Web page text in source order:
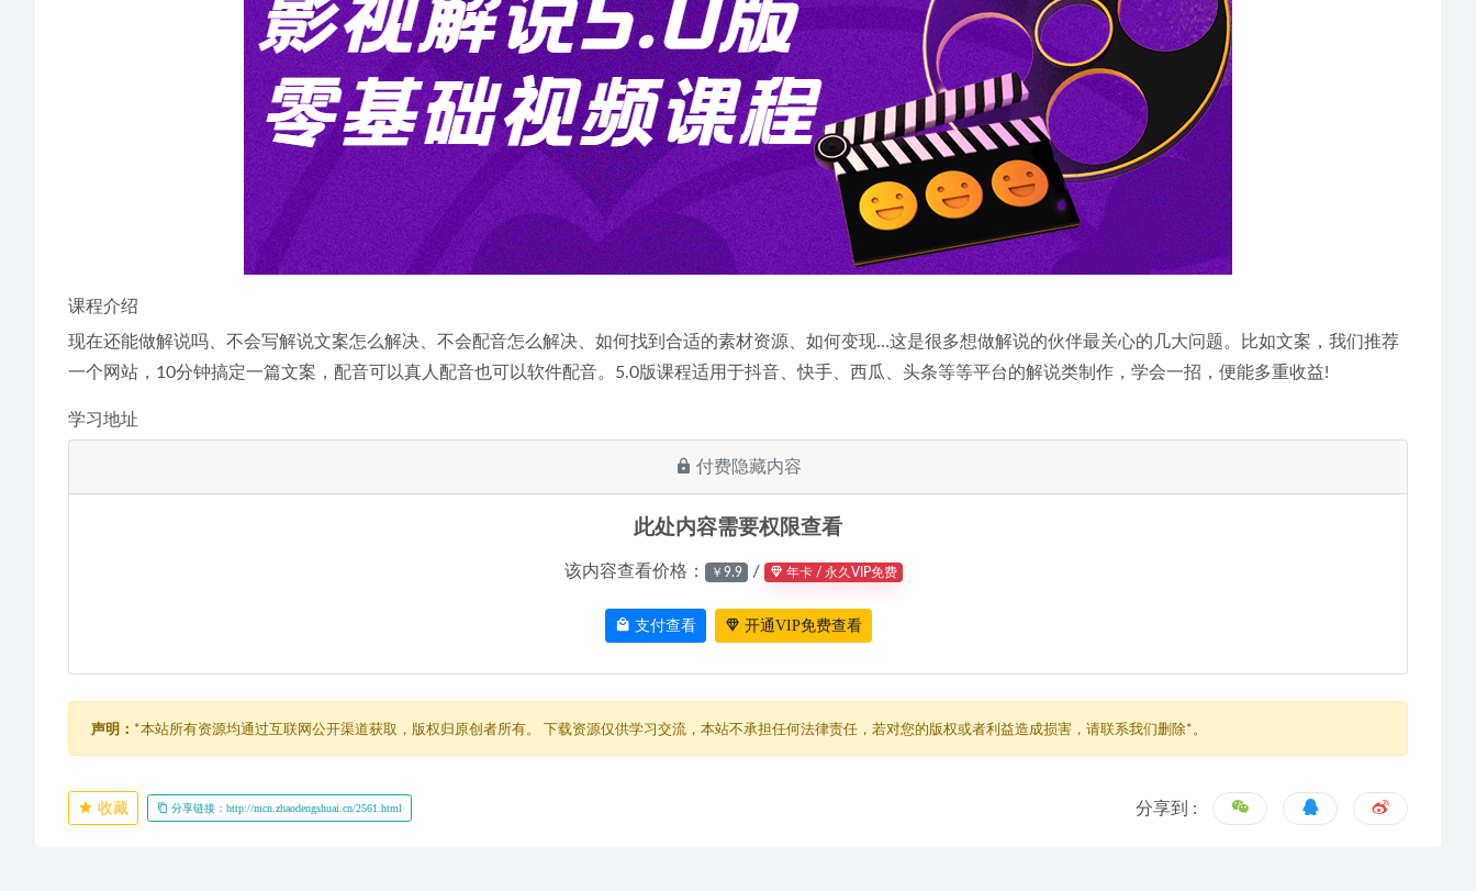
课程介绍
现在还能做解说吗、不会写解说文案怎么解决、不会配音怎么解决、如何找到合适的素材资源、如何变现…这是很多想做解说的伙伴最关心的几大问题。比如文案，我们推荐
一个网站，10分钟搞定一篇文案，配音可以真人配音也可以软件配音。5.0版课程适用于抖音、快手、西瓜、头条等等平台的解说类制作，学会一招，便能多重收益!
学习地址
付费隐藏内容
此处内容需要权限查看
该内容查看价格： ￥9.9 / 年卡 / 永久VIP免费
支付查看 开通VIP免费查看
声明： *本站所有资源均通过互联网公开渠道获取，版权归原创者所有。 下载资源仅供学习交流，本站不承担任何法律责任，若对您的版权或者利益造成损害，请联系我们删除*。
收藏 分享链接：http://mcn.zhaodengshuai.cn/2561.html 分享到 :